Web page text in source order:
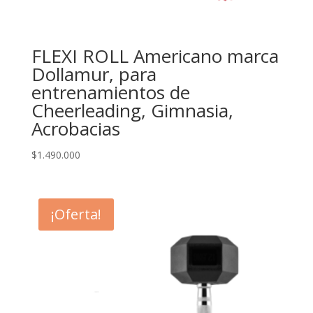
FLEXI ROLL Americano marca
Dollamur, para
entrenamientos de
Cheerleading, Gimnasia,
Acrobacias
$1.490.000
¡Oferta!